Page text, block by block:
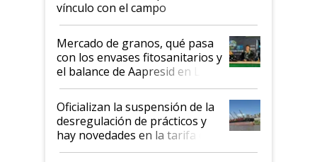
vínculo con el campo
Mercado de granos, qué pasa
con los envases fitosanitarios y
el balance de Aapresid en La
Posta
Oficializan la suspensión de la
desregulación de prácticos y
hay novedades en la tarifa de
la hidrovía